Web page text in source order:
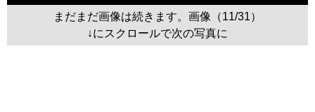
まだまだ画像は続きます。画像（11/31）
↓にスクロールで次の写真に